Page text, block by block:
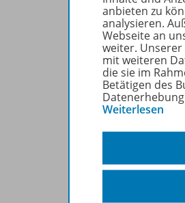
anbieten zu
analysieren.
Webseite an
weiter.
mit weiteren
die sie im
Betätigen des
Datenerhebung
Weiterlesen